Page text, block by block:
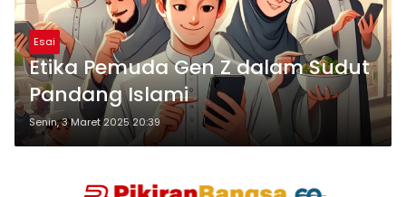
Esai
Etika Pemuda Gen Z dalam Sudut
Pandang Islami
Senin, 3 Maret 2025 20:39